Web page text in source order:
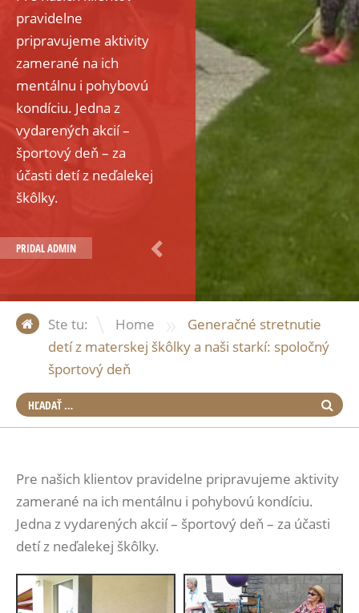
pravidelne
pripravujeme aktivity
zamerané na ich
mentálnu i pohybovú
kondíciu. Jedna z
vydarených akcií –
športový deň – za
účasti detí z neďalekej
škôlky.
PRIDALADMIN
Ste tu: Home »
Generačné stretnutie
detí z materskej škôlky a naši starkí: spoločný
športový deň
Pre našich klientov pravidelne pripravujeme aktivity
zamerané na ich mentálnu i pohybovú kondíciu.
Jedna z vydarených akcií – športový deň – za účasti
detí z neďalekej škôlky.